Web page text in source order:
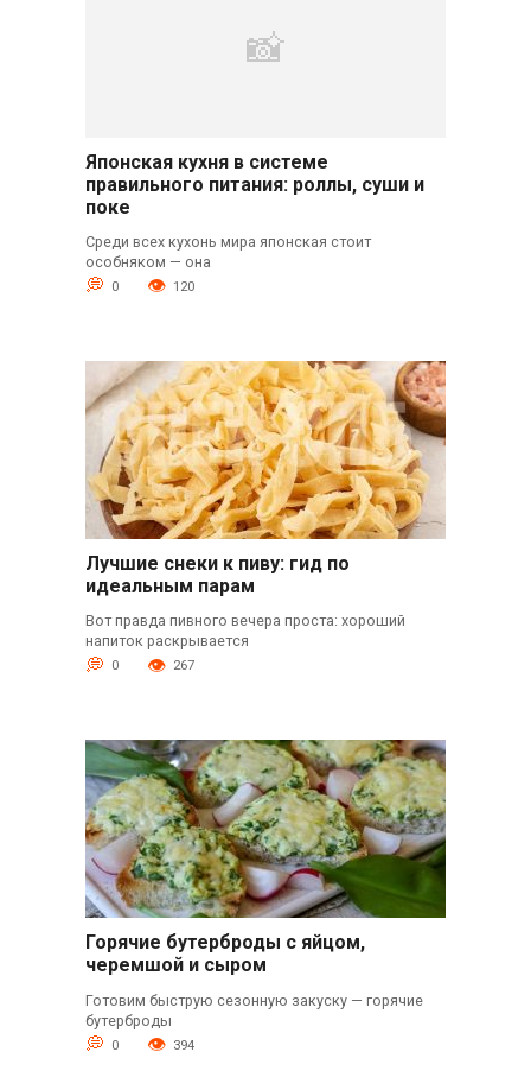
Японская кухня в системе
правильного питания: роллы, суши и
поке
Среди всех кухонь мира японская стоит
особняком — она
0 120
Лучшие снеки к пиву: гид по
идеальным парам
Вот правда пивного вечера проста: хороший
напиток раскрывается
0 267
Горячие бутерброды с яйцом,
черемшой и сыром
Готовим быструю сезонную закуску — горячие
бутерброды
0 394